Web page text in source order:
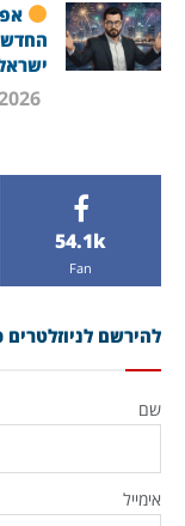
54.1k
Fan
להירשם
שם
אימייל